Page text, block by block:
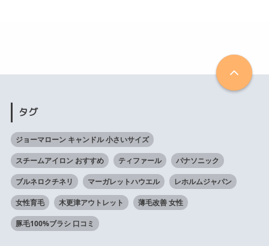
タグ
ジョーマローン キャンドル 小さいサイズ
スチームアイロン おすすめ ティファール パナソニック
ブルネロクチネリ マーガレットハウエル レホルムジャパン
女性育毛 木更津アウトレット 薄毛改善 女性
豚毛100%ブラシ 口コミ